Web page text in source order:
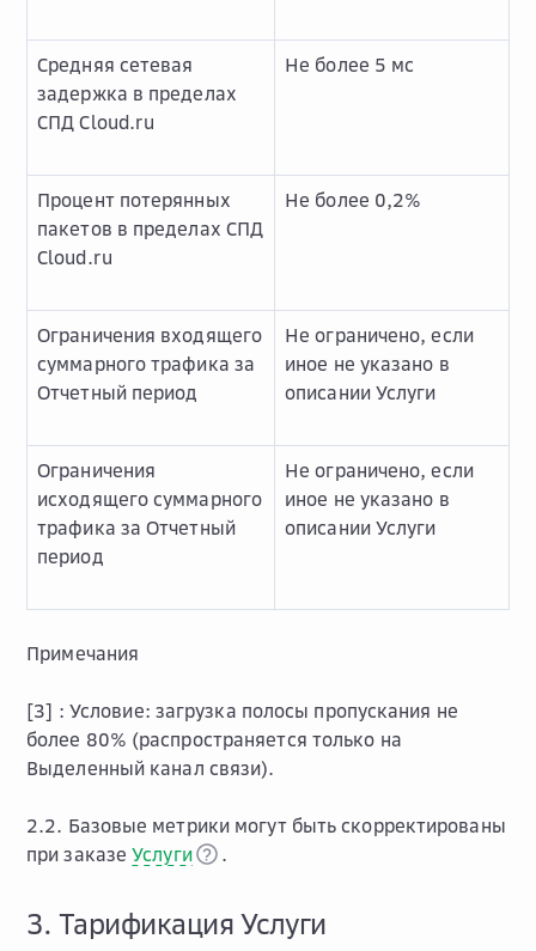
Средняя сетевая
задержка в пределах
СПД Cloud.ru
Не более 5 мс
Процент потерянных
пакетов в пределах СПД
Cloud.ru
Не более 0,2%
Ограничения входящего
суммарного трафика за
Отчетный период
Не ограничено, если
иное не указано в
описании Услуги
Ограничения
исходящего суммарного
трафика за Отчетный
период
Не ограничено, если
иное не указано в
описании Услуги
Примечания
[3] : Условие: загрузка полосы пропускания не
более 80% (распространяется только на
Выделенный канал связи).
2.2. Базовые метрики могут быть скорректированы
при заказеУслуги .
3. Тарификация Услуги